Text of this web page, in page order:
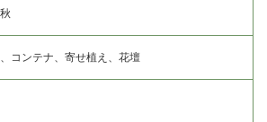
コンテナ、寄せ植え、花壇